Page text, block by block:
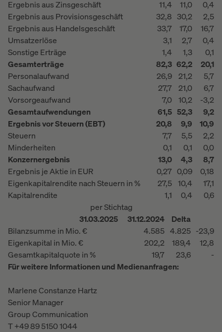
Ergebnis aus Zinsgeschäft
11,4 11,0
0,4
Ergebnis aus Provisionsgeschäft
32,8 30,2
2,5
Ergebnis aus Handelsgeschäft
33,7 17,0
16,7
Umsatzerlöse
3,1 2,7
0,4
Sonstige Erträge
1,4 1,3
0,1
Gesamterträge
82,3 62,2
20,1
Personalaufwand
26,9 21,2
5,7
Sachaufwand
27,7 21,0
6,7
Vorsorgeaufwand
7,0 10,2
-3,2
Gesamtaufwendungen
61,5 52,3
9,2
Ergebnis vor Steuern (EBT)
20,8 9,9
10,9
Steuern
7,7 5,5
2,2
Minderheiten
0,1 0,1
0,0
Konzernergebnis
13,0 4,3
8,7
Ergebnis je Aktie in EUR
0,27 0,09
0,18
Eigenkapitalrendite nach Steuern in %
27,5 10,4
17,1
Kapitalrendite
1,1 0,4
0,6
per Stichtag
31.03.2025
31.12.2024
Delta
Bilanzsumme in Mio. €
4.585 4.825 -23,9
Eigenkapital in Mio. €
202,2 189,4
12,8
Gesamtkapitalquote in %
19,7 23,6
-
Für weitere Informationen und Medienanfragen:
Marlene Constanze Hartz
Senior Manager
Group Communication
T +49 89 5150 1044